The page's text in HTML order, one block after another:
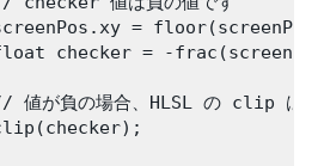
=
checker = -
が負の場合、HLSL の clip はレ